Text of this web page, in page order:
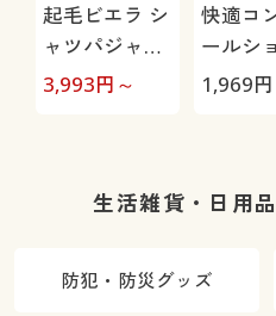
起毛ビエラ シ
ャツパジャマ
(綿100%)
3,993円～
快適コ
ールシ
下腹を
1,969
生活雑貨・日用
防犯・防災グッズ